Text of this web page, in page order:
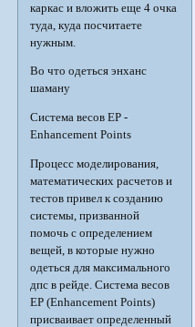
каркас и вложить еще 4 очка
туда, куда посчитаете
нужным.
Во что одеться энханс
шаману
Система весов EP -
Enhancement Points
Процесс моделирования,
математических расчетов и
тестов привел к созданию
системы, призванной
помочь с определением
вещей, в которые нужно
одеться для максимального
дпс в рейде. Система весов
EP (Enhancement Points)
присваивает определенный